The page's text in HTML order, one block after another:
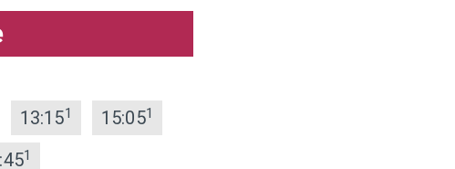
13:151 15:051
1